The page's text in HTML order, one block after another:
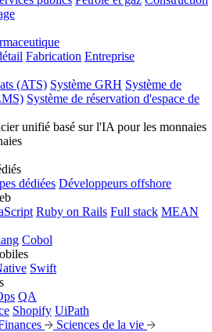
Fabrication Entreprise
(ATS) Système GRH Système de
Système de réservation d'espace de
unifié basé sur l'IA pour les monnaies
dédiées Développeurs offshore
Ruby on Rails Full stack MEAN
Cobol
Swift
QA
Shopify UiPath
Sciences de la vie